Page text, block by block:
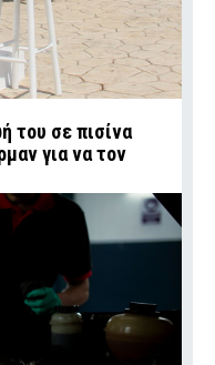
του σε πισίνα
για να τον